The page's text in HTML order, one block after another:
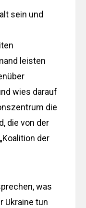
sein und
leisten
wies darauf
die
die von der
der
was
Ukraine tun